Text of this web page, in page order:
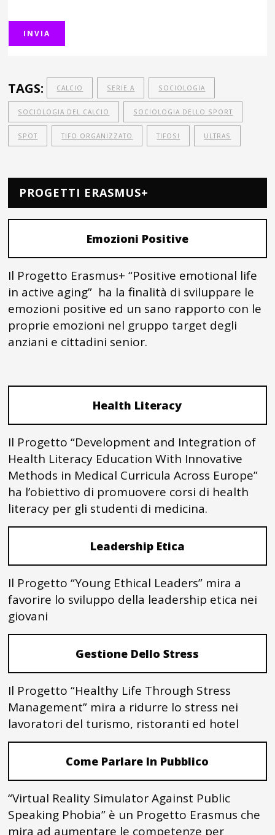
TAGS: CALCIO SERIE A SOCIOLOGIA
SOCIOLOGIA DEL CALCIO SOCIOLOGIA DELLO SPORT
SPOT TIFO ORGANIZZATO TIFOSI ULTRAS
PROGETTI ERASMUS+
Emozioni Positive
Il Progetto Erasmus+ “Positive emotional life
in active aging” ha la finalità di sviluppare le
emozioni positive ed un sano rapporto con le
proprie emozioni nel gruppo target degli
anziani e cittadini senior.
Health Literacy
Il Progetto “Development and Integration of
Health Literacy Education With Innovative
Methods in Medical Curricula Across Europe”
ha l’obiettivo di promuovere corsi di health
literacy per gli studenti di medicina.
Leadership Etica
Il Progetto “Young Ethical Leaders” mira a
favorire lo sviluppo della leadership etica nei
giovani
Gestione Dello Stress
Il Progetto “Healthy Life Through Stress
Management” mira a ridurre lo stress nei
lavoratori del turismo, ristoranti ed hotel
Come Parlare In Pubblico
“Virtual Reality Simulator Against Public
Speaking Phobia” è un Progetto Erasmus che
mira ad aumentare le competenze per